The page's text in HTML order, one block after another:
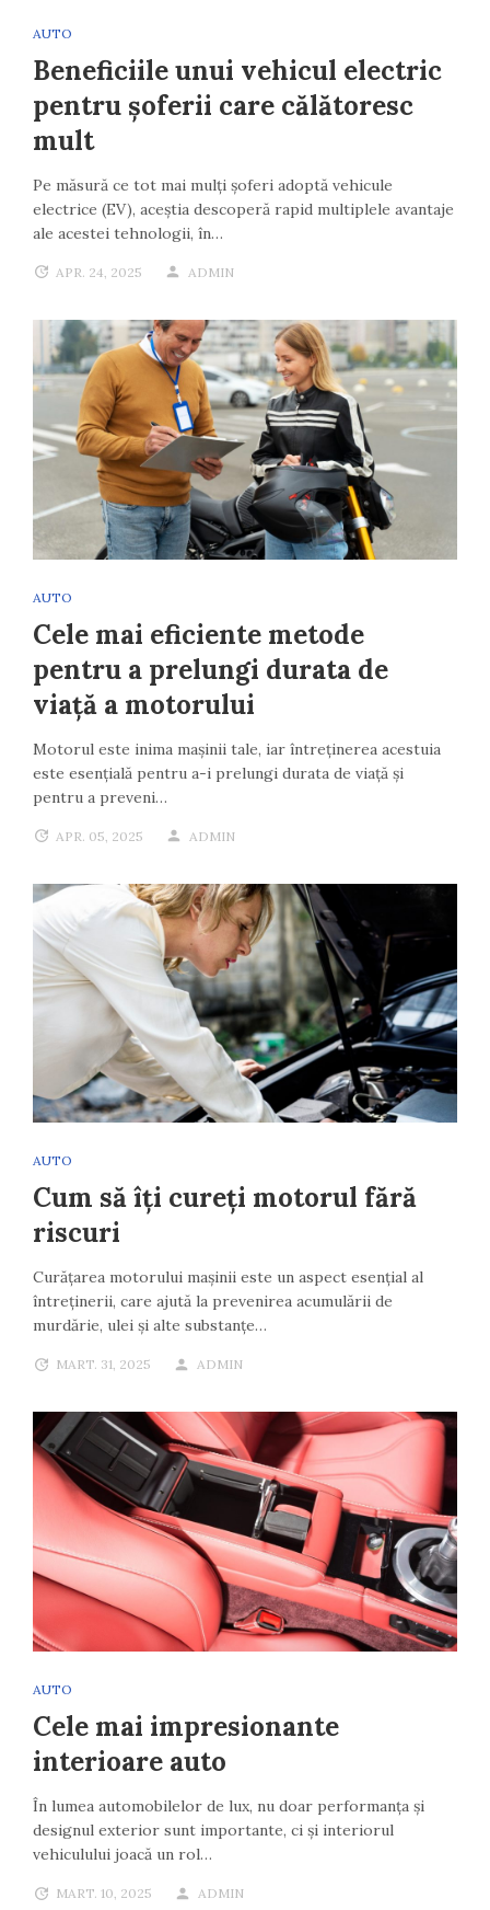
AUTO
Beneficiile unui vehicul electric
pentru șoferii care călătoresc
mult
Pe măsură ce tot mai mulți șoferi adoptă vehicule
electrice (EV), aceștia descoperă rapid multiplele avantaje
ale acestei tehnologii, în…
APR. 24, 2025 ADMIN
AUTO
Cele mai eficiente metode
pentru a prelungi durata de
viață a motorului
Motorul este inima mașinii tale, iar întreținerea acestuia
este esențială pentru a-i prelungi durata de viață și
pentru a preveni…
APR. 05, 2025 ADMIN
AUTO
Cum să îți cureți motorul fără
riscuri
Curățarea motorului mașinii este un aspect esențial al
întreținerii, care ajută la prevenirea acumulării de
murdărie, ulei și alte substanțe…
MART. 31, 2025 ADMIN
AUTO
Cele mai impresionante
interioare auto
În lumea automobilelor de lux, nu doar performanța și
designul exterior sunt importante, ci și interiorul
vehiculului joacă un rol…
MART. 10, 2025 ADMIN